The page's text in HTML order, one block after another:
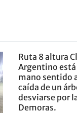
Ruta 8 altura
Argentino
mano sentido
caída de un
desviarse por
Demoras.